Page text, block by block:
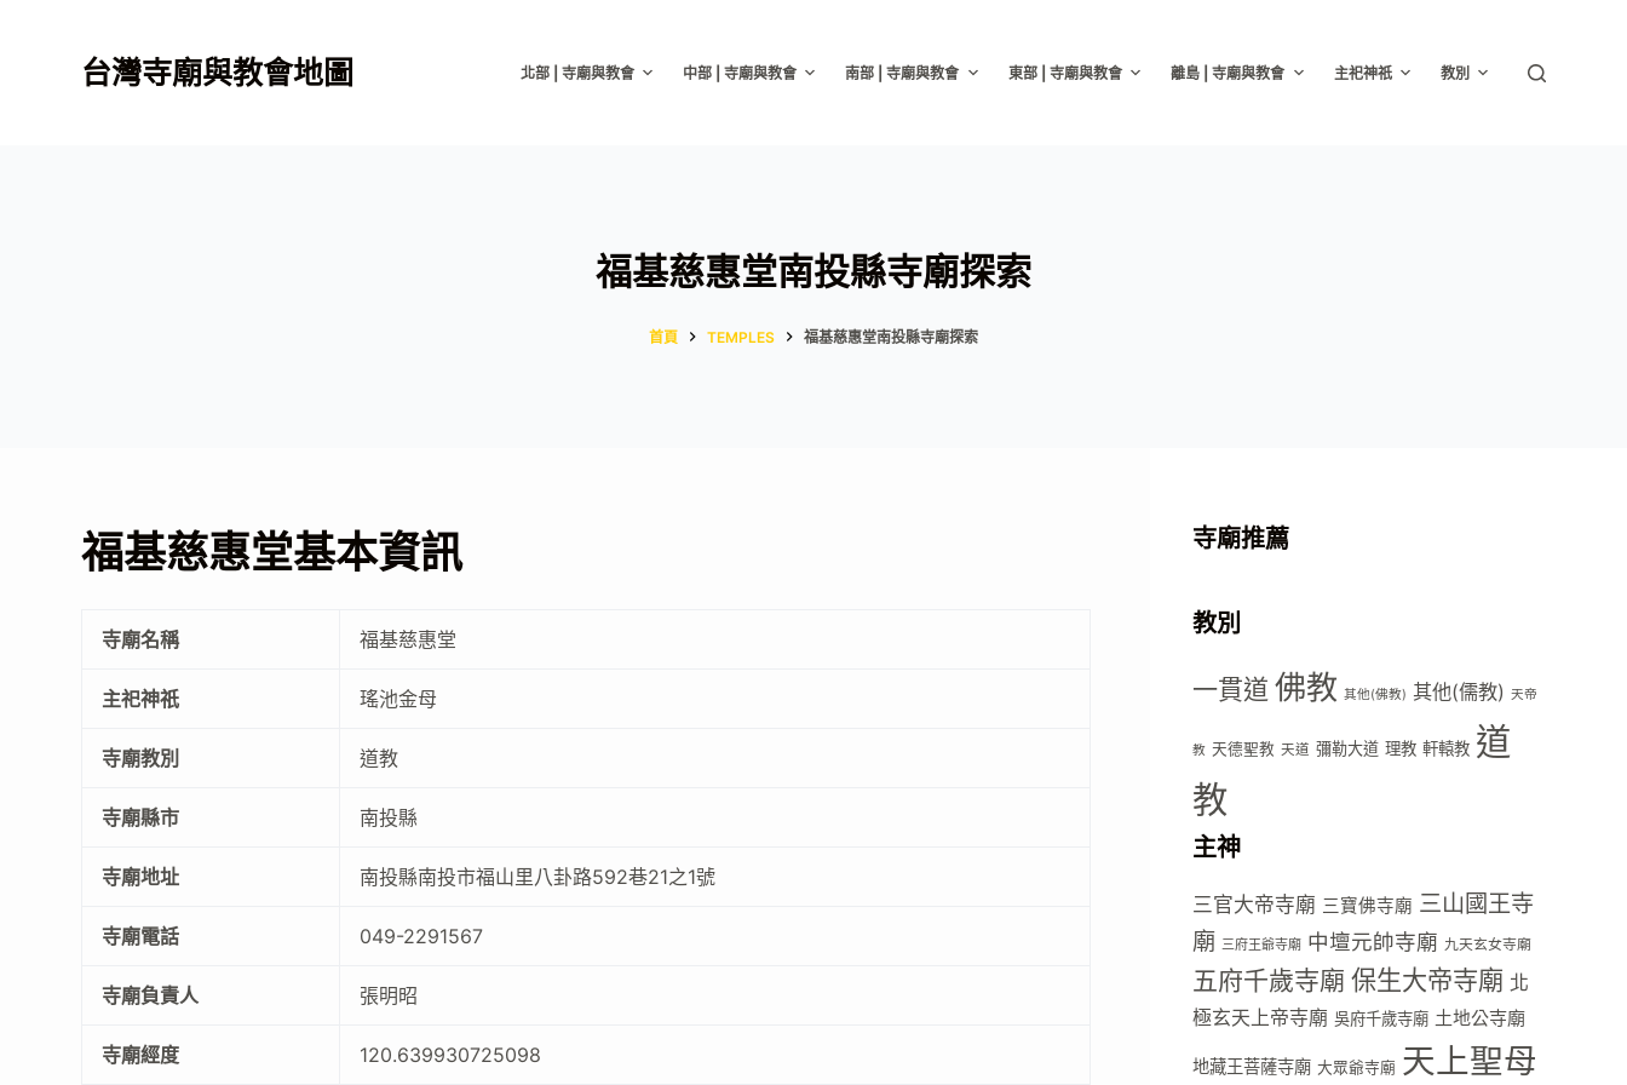
台灣寺廟與教會地圖 北部 | 寺廟與教會 中部 | 寺廟與教會 南部 | 寺廟與教會 東部 | 寺廟與教會 離島 | 寺廟與教會 主祀神祇 教別
福基慈惠堂南投縣寺廟探索
首頁 TEMPLES 福基慈惠堂南投縣寺廟探索
福基慈惠堂基本資訊
寺廟名稱 福基慈惠堂
主祀神祇 瑤池金母
寺廟教別 道教
寺廟縣市 南投縣
寺廟地址 南投縣南投市福山里八卦路592巷21之1號
寺廟電話 049-2291567
寺廟負責人 張明昭
寺廟經度 120.639930725098
寺廟推薦
教別
一貫道 佛教 其他(佛教) 其他(儒教) 天帝
教 天德聖教 天道 彌勒大道 理教 軒轅教 道
教
主神
三官大帝寺廟 三寶佛寺廟 三山國王寺
廟 三府王爺寺廟 中壇元帥寺廟 九天玄女寺廟
五府千歲寺廟 保生大帝寺廟 北
極玄天上帝寺廟 吳府千歲寺廟 土地公寺廟
地藏王菩薩寺廟 大眾爺寺廟 天上聖母